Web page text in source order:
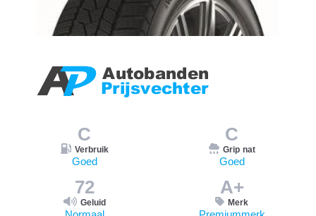
C
Verbruik
Goed
C
Grip nat
Goed
72
Geluid
A+
Merk